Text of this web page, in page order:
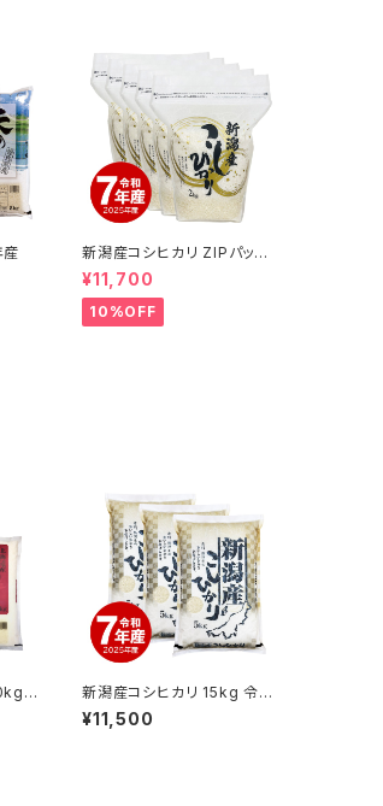
年産
新潟産コシヒカリ ZIPパック
2kg x5袋 令和7年産
¥11,700
10%OFF
新潟産コシヒカリ 15kg 令和
7年産
¥11,500